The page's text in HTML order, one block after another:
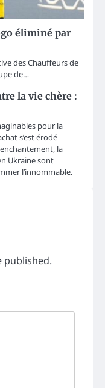
éliminé par
des Chauffeurs de
de…
la vie chère :
pour la
s’est érodé
la
Ukraine sont
l’innommable.
published.